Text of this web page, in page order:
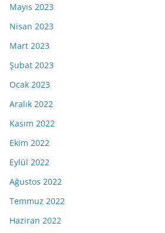
Mayıs 2023
Nisan 2023
Mart 2023
Şubat 2023
Ocak 2023
Aralık 2022
Kasım 2022
Ekim 2022
Eylül 2022
Ağustos 2022
Temmuz 2022
Haziran 2022